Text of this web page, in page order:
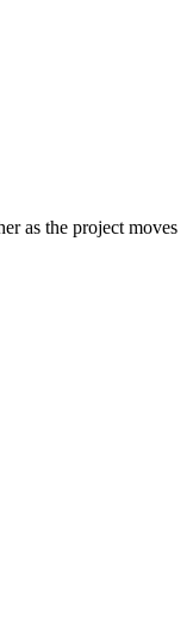
as the project moves